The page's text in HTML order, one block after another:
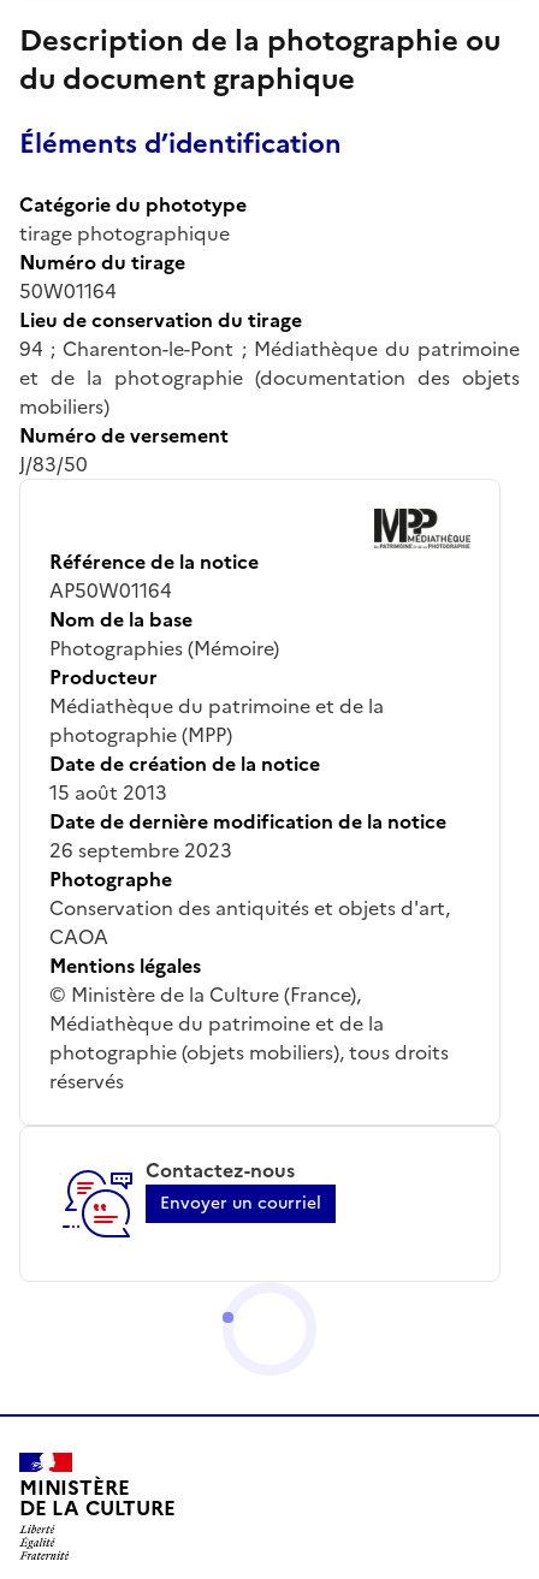
Description de la photographie ou
du document graphique
Éléments d’identification
Catégorie du phototype
tirage photographique
Numéro du tirage
50W01164
Lieu de conservation du tirage
94 ; Charenton-le-Pont ; Médiathèque du patrimoine
et de la photographie (documentation des objets
mobiliers)
Numéro de versement
J/83/50
Référence de la notice
AP50W01164
Nom de la base
Photographies (Mémoire)
Producteur
Médiathèque du patrimoine et de la
photographie (MPP)
Date de création de la notice
15 août 2013
Date de dernière modification de la notice
26 septembre 2023
Photographe
Conservation des antiquités et objets d'art,
CAOA
Mentions légales
© Ministère de la Culture (France),
Médiathèque du patrimoine et de la
photographie (objets mobiliers), tous droits
réservés
Contactez-nous
Envoyer un courriel
MINISTÈRE
DE LA CULTURE